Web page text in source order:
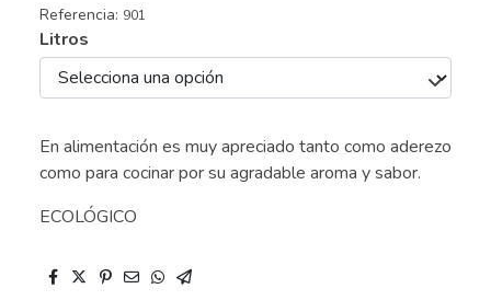
Referencia: 901
Litros
En alimentación es muy apreciado tanto como aderezo
como para cocinar por su agradable aroma y sabor.
ECOLÓGICO